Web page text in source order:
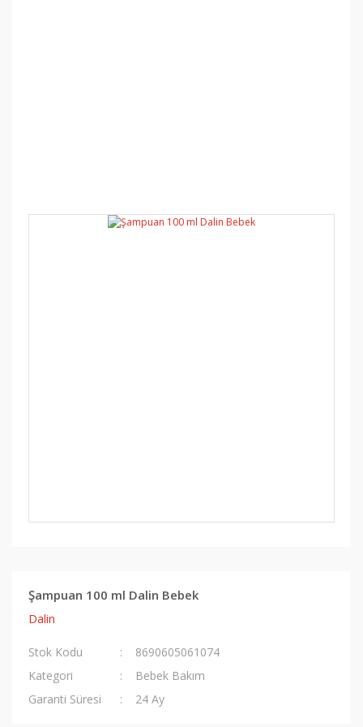
Şampuan 100 ml Dalin Bebek
Dalin
Stok Kodu
8690605061074
Kategori
Bebek Bakım
Garanti Süresi
24 Ay